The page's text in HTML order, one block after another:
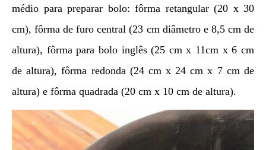
médio para preparar bolo: fôrma retangular (20 x 30
cm),fôrma de furo central (23 cm diâmetro e 8,5 cm de
altura), fôrma para bolo inglês (25 cm x 11cm x 6 cm
de altura), fôrma redonda (24 cm x 24 cm x 7 cm de
altura) e fôrma quadrada (20 cm x 10 cm de altura).